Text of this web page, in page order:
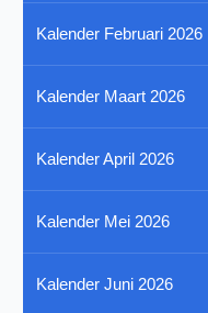
Kalender Februari 2026
Kalender Maart 2026
Kalender April 2026
Kalender Mei 2026
Kalender Juni 2026